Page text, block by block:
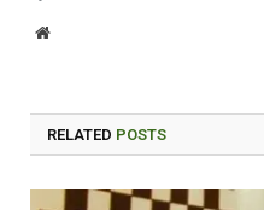
Website
RELATED POSTS